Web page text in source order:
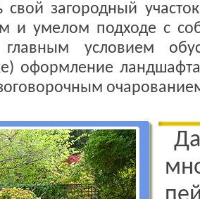
свой загородный
и умелом подходе с
главным условием
оформление